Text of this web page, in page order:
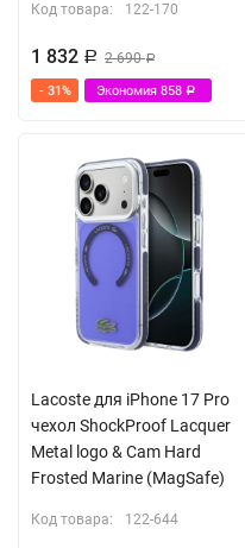
Код товара: 122-170
1 832 Р 2 690Р
- 31% Экономия 858 Р
Lacoste для iPhone 17 Pro
чехол ShockProof Lacquer
Metal logo & Cam Hard
Frosted Marine (MagSafe)
Код товара: 122-644